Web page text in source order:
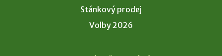
Stánkový prodej
Volby 2026